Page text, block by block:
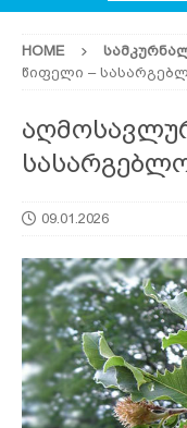
HOME
წიფელი –
09.01.2026